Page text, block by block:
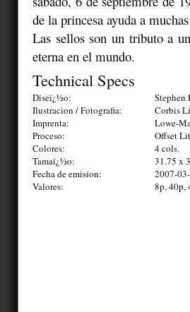
de la princesa ayuda a
Las sellos son un tributo a
eterna en el mundo.
Technical Specs
Diseï¿½o:
Stephen
Ilustracion / Fotografia:
Corbis
Imprenta:
Lowe-
Proceso:
Offset
Colores:
4 cols.
Tamaï¿½o:
31.75 x
Fecha de emision:
2007-
Valores:
8p, 40p,